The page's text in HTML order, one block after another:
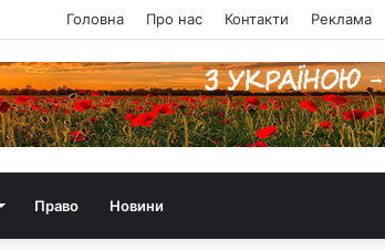
Головна Про нас Контакти Реклама
Право Новини